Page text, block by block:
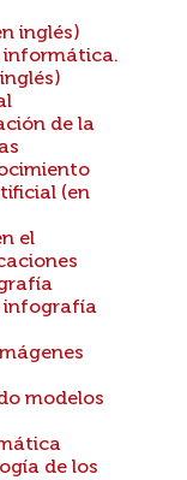
inglés)
informática.
de la
(en
el
infografía
modelos
de los